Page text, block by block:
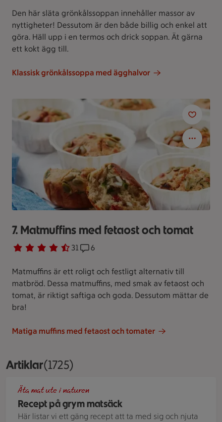
Den här släta grönkålssoppan innehåller massor av
nyttigheter! Dessutom är den både billig och enkel att
göra. Häll upp i en termos och drick soppan. Ät gärna
ett kokt ägg till.
Klassisk grönkålssoppa med ägghalvor
7. Matmuffins med fetaost och tomat
Betyg 4.1 av 5. 31
31 personer har röstatReceptet har 6 kommentarer
6
Matmuffins är ett roligt och festligt alternativ till
matbröd. Dessa matmuffins, med smak av fetaost och
tomat, är riktigt saftiga och goda. Dessutom mättar de
bra!
Matiga muffins med fetaost och tomater
ArtiklarVisar 1725 stycken
(1725)
Recept på grym matsäck
Äta mat ute i naturen
Här listar vi ett gäng recept att ta med sig och njuta